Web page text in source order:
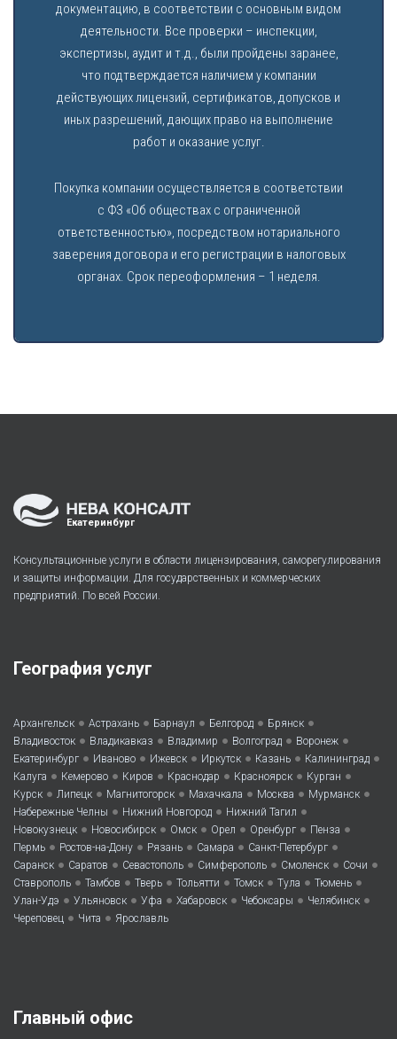
документацию, в соответствии с основным видом
деятельности. Все проверки – инспекции,
экспертизы, аудит и т.д., были пройдены заранее,
что подтверждается наличием у компании
действующих лицензий, сертификатов, допусков и
иных разрешений, дающих право на выполнение
работ и оказание услуг.
Покупка компании осуществляется в соответствии
с ФЗ «Об обществах с ограниченной
ответственностью», посредством нотариального
заверения договора и его регистрации в налоговых
органах. Срок переоформления – 1 неделя.
Екатеринбург
Консультационные услуги в области лицензирования, саморегулирования
и защиты информации. Для государственных и коммерческих
предприятий. По всей России.
География услуг
Архангельск • Астрахань • Барнаул • Белгород • Брянск •
Владивосток • Владикавказ • Владимир • Волгоград • Воронеж •
Екатеринбург • Иваново • Ижевск • Иркутск • Казань • Калининград •
Калуга • Кемерово • Киров • Краснодар • Красноярск • Курган •
Курск • Липецк • Магнитогорск • Махачкала • Москва • Мурманск •
Набережные Челны • Нижний Новгород • Нижний Тагил •
Новокузнецк • Новосибирск • Омск • Орел • Оренбург • Пенза •
Пермь • Ростов-на-Дону • Рязань • Самара • Санкт-Петербург •
Саранск • Саратов • Севастополь • Симферополь • Смоленск • Сочи •
Ставрополь • Тамбов • Тверь • Тольятти • Томск • Тула • Тюмень •
Улан-Удэ • Ульяновск • Уфа • Хабаровск • Чебоксары • Челябинск •
Череповец • Чита • Ярославль
Главный офис